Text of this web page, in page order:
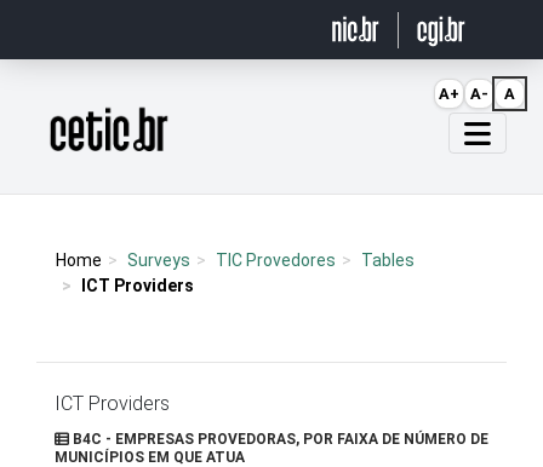
Página inicial
Home Surveys TIC Provedores
Tables
ICT Providers
ICT Providers
B4C - EMPRESAS PROVEDORAS, POR FAIXA DE NÚMERO DE
MUNICÍPIOS EM QUE ATUA
A+ A- A